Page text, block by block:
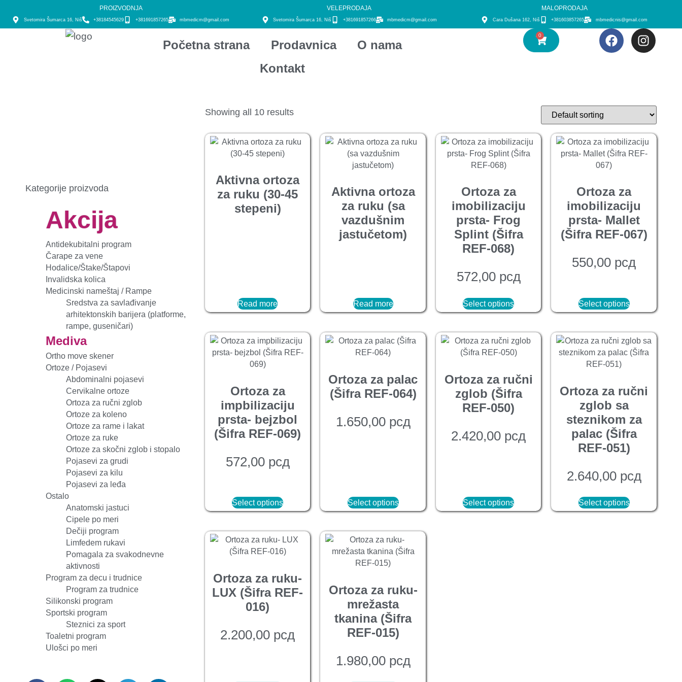
PROIZVODNJA
Svetomira Šumarca 16, Niš +38184545629 +381691857265 mbmedicm@gmail.com
VELEPRODAJA
Svetomira Šumarca 16, Niš +381691857266 mbmedicm@gmail.com
MALOPRODAJA
Cara Dušana 162, Niš +381603857265 mbmedicnis@gmail.com
Početna strana Prodavnica
O nama
Kontakt
0
Kategorije proizvoda
Akcija
Antidekubitalni program
Čarape za vene
Hodalice/Štake/Štapovi
Invalidska kolica
Medicinski nameštaj / Rampe
Sredstva za savlađivanje
arhitektonskih barijera (platforme,
rampe, guseničari)
Mediva
Ortho move skener
Ortoze / Pojasevi
Abdominalni pojasevi
Cervikalne ortoze
Ortoza za ručni zglob
Ortoze za koleno
Ortoze za rame i lakat
Ortoze za ruke
Ortoze za skočni zglob i stopalo
Pojasevi za grudi
Pojasevi za kilu
Pojasevi za leđa
Ostalo
Anatomski jastuci
Cipele po meri
Dečiji program
Limfedem rukavi
Pomagala za svakodnevne
aktivnosti
Program za decu i trudnice
Program za trudnice
Silikonski program
Sportski program
Steznici za sport
Toaletni program
Ulošci po meri
Showing all 10 results
Aktivna ortoza
za ruku (30-45
stepeni)
Read more
Aktivna ortoza
za ruku (sa
vazdušnim
jastučetom)
Read more
Ortoza za
imobilizaciju
prsta- Frog
Splint (Šifra
REF-068)
572,00 рсд
Select options
Ortoza za
imobilizaciju
prsta- Mallet
(Šifra REF-067)
550,00 рсд
Select options
Ortoza za
impbilizaciju
prsta- bejzbol
(Šifra REF-069)
572,00 рсд
Select options
Ortoza za palac
(Šifra REF-064)
1.650,00 рсд
Select options
Ortoza za ručni
zglob (Šifra
REF-050)
2.420,00 рсд
Select options
Ortoza za ručni
zglob sa
steznikom za
palac (Šifra
REF-051)
2.640,00 рсд
Select options
Ortoza za ruku-
LUX (Šifra REF-
016)
2.200,00 рсд
Ortoza za ruku-
mrežasta
tkanina (Šifra
REF-015)
1.980,00 рсд